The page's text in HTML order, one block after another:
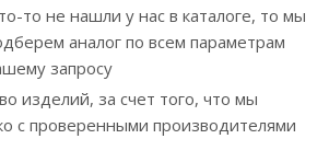
то не нашли у нас в каталоге, то мы
аналог по всем параметрам
запросу
изделий, за счет того, что мы
с проверенными производителями